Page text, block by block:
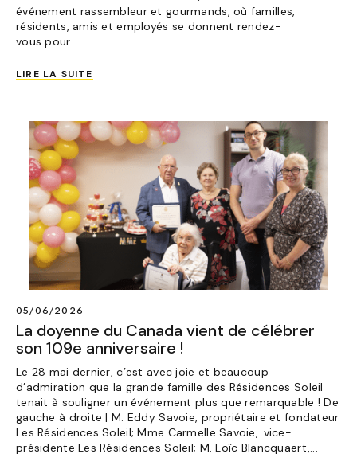
événement rassembleur et gourmands, où familles,
résidents, amis et employés se donnent rendez-
vous pour...
LIRE LA SUITE
05/06/2026
La doyenne du Canada vient de célébrer
son 109e anniversaire !
Le 28 mai dernier, c’est avec joie et beaucoup
d’admiration que la grande famille des Résidences Soleil
tenait à souligner un événement plus que remarquable ! De
gauche à droite | M. Eddy Savoie, propriétaire et fondateur
Les Résidences Soleil; Mme Carmelle Savoie, vice-
présidente Les Résidences Soleil; M. Loïc Blancquaert,...